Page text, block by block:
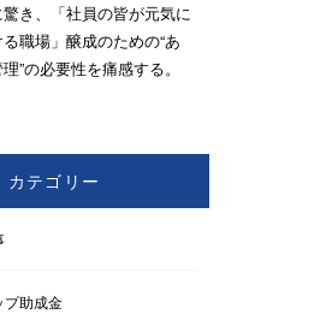
き、「社員の皆が元気に
職場」醸成のための“あ
”の必要性を痛感する。
カテゴリー
プ助成金